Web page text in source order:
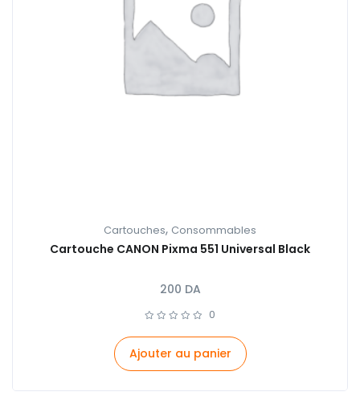
Cartouches, Consommables
Cartouche CANON Pixma 551 Universal Black
200 DA
0
Ajouter au panier